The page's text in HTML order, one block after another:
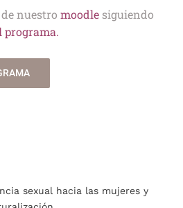
nuestro moodle siguiendo
programa.
sexual hacia las mujeres y